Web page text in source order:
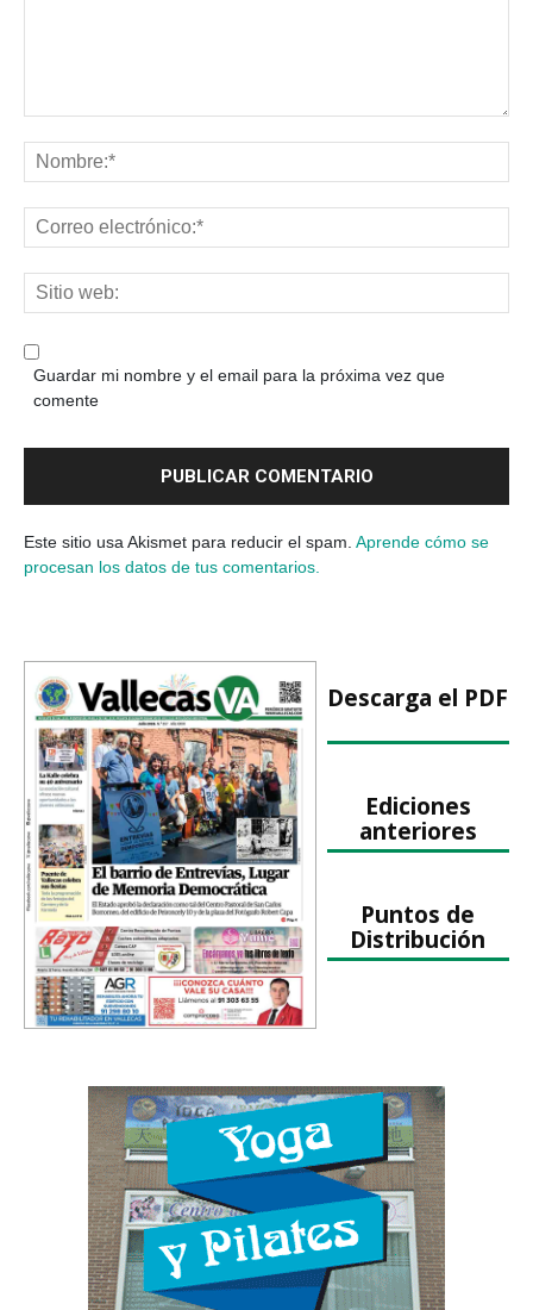
Guardar mi nombre y el email para la próxima vez que
comente
Este sitio usa Akismet para reducir el spam. Aprende cómo se
procesan los datos de tus comentarios.
Descarga el PDF
Ediciones
anteriores
Puntos de
Distribución